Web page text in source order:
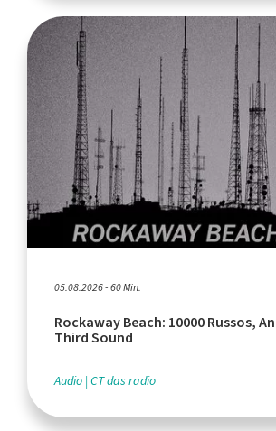
05.08.2026 - 60 Min.
Rockaway Beach: 10000 Russos,
Third Sound
Audio CT das radio